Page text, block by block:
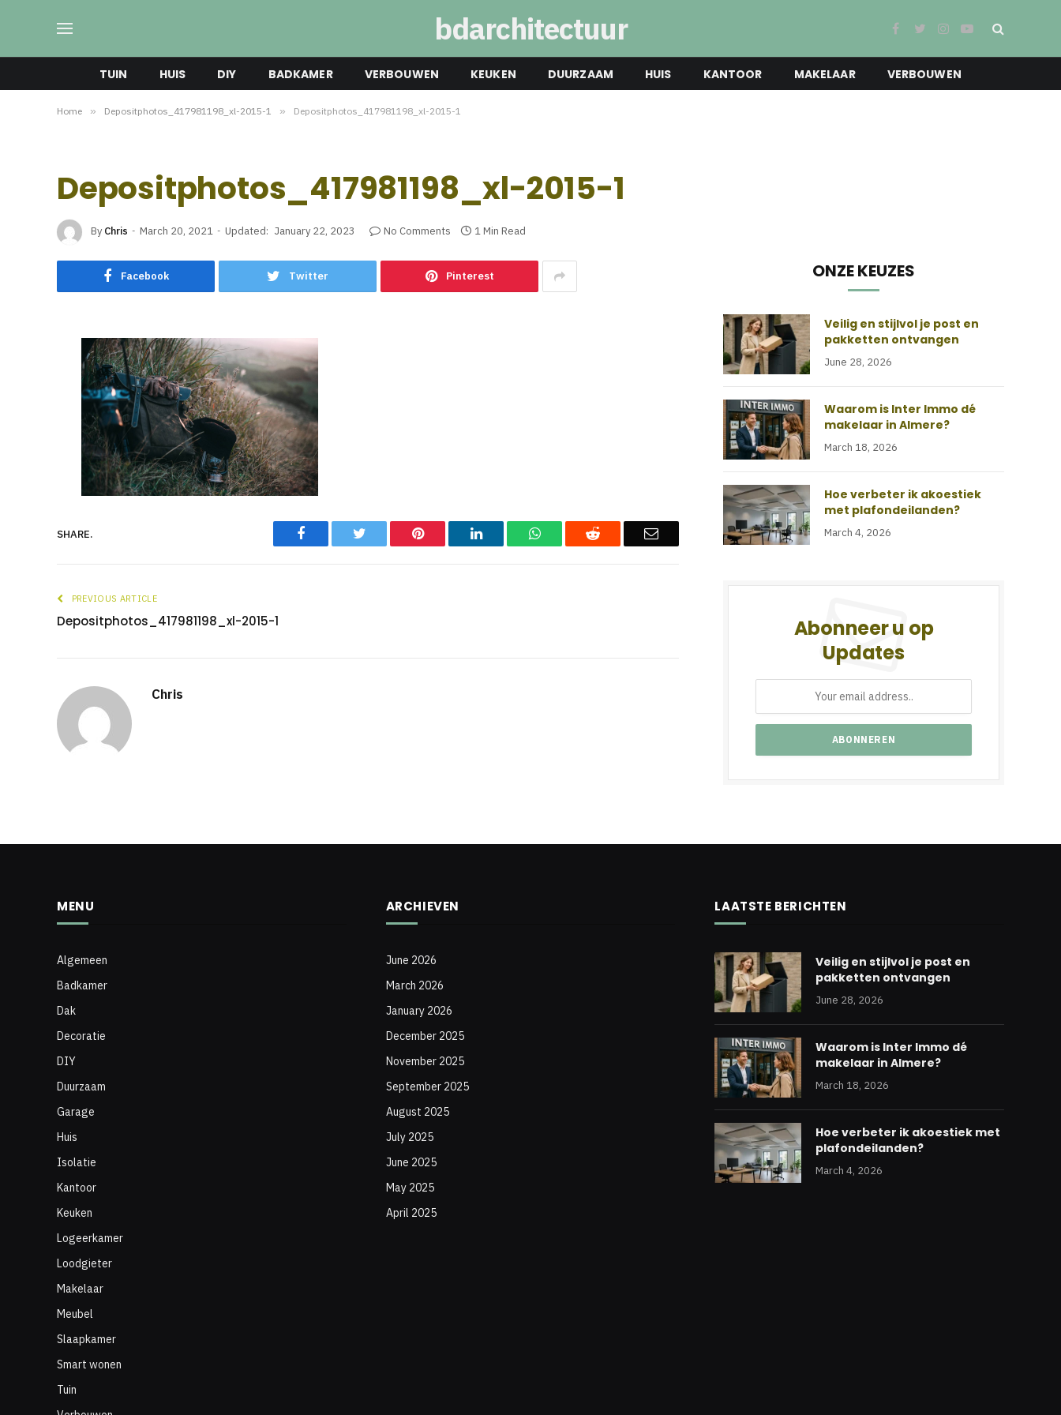
bdarchitectuur Facebook
TwitterInstagram
YouTube
TUIN HUIS DIY BADKAMER VERBOUWEN KEUKEN DUURZAAM HUIS KANTOOR MAKELAAR VERBOUWEN
Home » Depositphotos_417981198_xl-2015-1 » Depositphotos_417981198_xl-2015-1
Depositphotos_417981198_xl-2015-1
By Chris March 20, 2021 Updated: January 22, 2023 No Comments 1 Min Read
Facebook Twitter Pinterest
SHARE. Facebook Twitter Pinterest LinkedIn WhatsAppReddit Email
PREVIOUS ARTICLE
Depositphotos_417981198_xl-2015-1
Chris
ONZE KEUZES
Veilig en stijlvol je post en
pakketten ontvangen
June 28, 2026
Waarom is Inter Immo dé
makelaar in Almere?
March 18, 2026
Hoe verbeter ik akoestiek
met plafondeilanden?
March 4, 2026
Abonneer u op
Updates
MENU
Algemeen
Badkamer
Dak
Decoratie
DIY
Duurzaam
Garage
Huis
Isolatie
Kantoor
Keuken
Logeerkamer
Loodgieter
Makelaar
Meubel
Slaapkamer
Smart wonen
Tuin
ARCHIEVEN
June 2026
March 2026
January 2026
December 2025
November 2025
September 2025
August 2025
July 2025
June 2025
May 2025
April 2025
LAATSTE BERICHTEN
Veilig en stijlvol je post en
pakketten ontvangen
June 28, 2026
Waarom is Inter Immo dé
makelaar in Almere?
March 18, 2026
Hoe verbeter ik akoestiek met
plafondeilanden?
March 4, 2026